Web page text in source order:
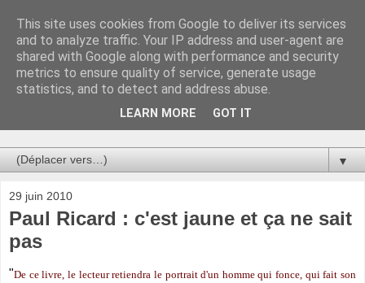
Au bistro !
La connerie étant le seul chemin susceptible de nous faire
entrevoir une parcelle de vérité, utilisons la par des moyens
de communication efficaces. Le temps qu'on remplisse nos
▼
29 juin 2010
Paul Ricard : c'est jaune et ça ne sait
pas
"De ce livre, le lecteur retiendra le portrait d'un homme qui fonce, qui fait son
This site uses cookies from Google to deliver its services
and to analyze traffic. Your IP address and user-agent are
shared with Google along with performance and security
metrics to ensure quality of service, generate usage
statistics, and to detect and address abuse.
LEARN MORE GOT IT